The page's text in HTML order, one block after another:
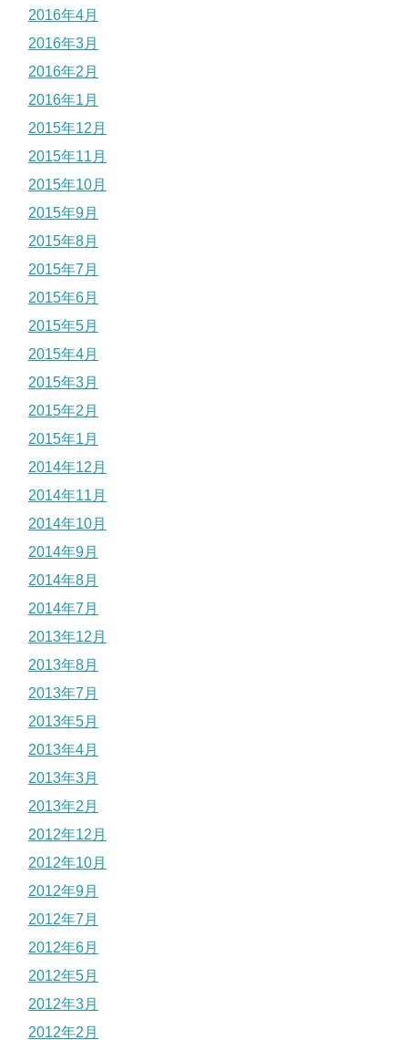
2016年4月
2016年3月
2016年2月
2016年1月
2015年12月
2015年11月
2015年10月
2015年9月
2015年8月
2015年7月
2015年6月
2015年5月
2015年4月
2015年3月
2015年2月
2015年1月
2014年12月
2014年11月
2014年10月
2014年9月
2014年8月
2014年7月
2013年12月
2013年8月
2013年7月
2013年5月
2013年4月
2013年3月
2013年2月
2012年12月
2012年10月
2012年9月
2012年7月
2012年6月
2012年5月
2012年3月
2012年2月